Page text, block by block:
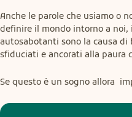
Anche le parole che usiamo o
definire il mondo intorno a noi,
autosabotanti sono la causa di
sfiduciati e ancorati alla paura
Se questo è un sogno allora